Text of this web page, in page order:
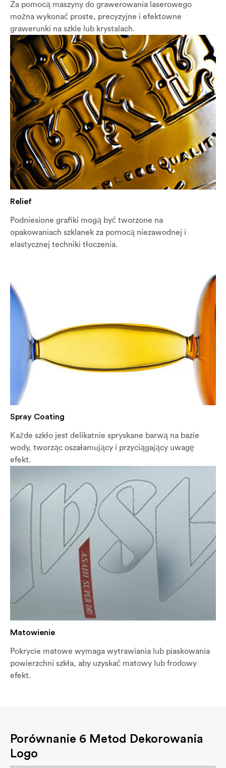
Za pomocą maszyny do grawerowania laserowego
można wykonać proste, precyzyjne i efektowne
grawerunki na szkle lub krystalach.
Relief
Podniesione grafiki mogą być tworzone na
opakowaniach szklanek za pomocą niezawodnej i
elastycznej techniki tłoczenia.
Spray Coating
Każde szkło jest delikatnie spryskane barwą na bazie
wody, tworząc oszałamujący i przyciągający uwagę
efekt.
Matowienie
Pokrycie matowe wymaga wytrawiania lub piaskowania
powierzchni szkła, aby uzyskać matowy lub frodowy
efekt.
Porównanie 6 Metod Dekorowania
Logo